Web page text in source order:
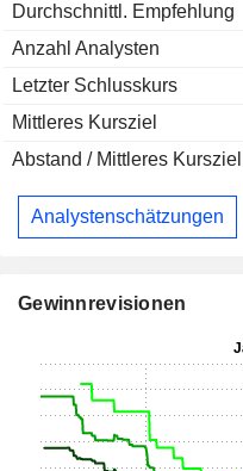
Durchschnittl. Empfehlung
Anzahl Analysten
Letzter Schlusskurs
Mittleres Kursziel
Abstand / Mittleres Kursziel
Analystenschätzungen
Gewinnrevisionen